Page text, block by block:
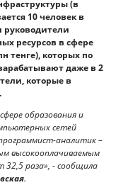
(в
10 человек в
руководители
ресурсов в сфере
тенге), которых по
даже в 2
которые в
образования и
сетей
аналитик –
высокооплачиваемым
32,5 раза», - сообщила
.